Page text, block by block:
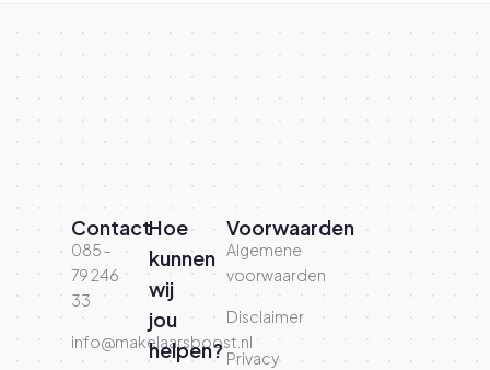
Contact
085 -
79 246
33
info@makelaarsboost.nl
Hoe
kunnen
wij
jou
helpen?
Voorwaarden
Algemene
voorwaarden
Disclaimer
Privacy